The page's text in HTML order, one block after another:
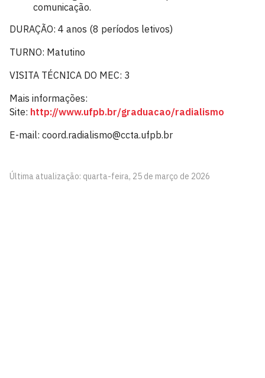
comunicação.
DURAÇÃO: 4 anos (8 períodos letivos)
TURNO: Matutino
VISITA TÉCNICA DO MEC: 3
Mais informações:
Site: http://www.ufpb.br/graduacao/radialismo
E-mail: coord.radialismo@ccta.ufpb.br
Última atualização: quarta-feira, 25 de março de 2026